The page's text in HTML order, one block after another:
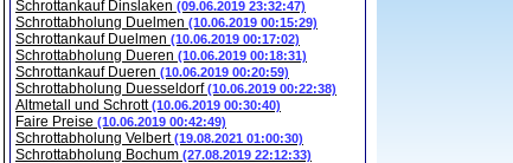
Schrottankauf Dinslaken (09.06.2019 23:32:47)
Schrottabholung Duelmen (10.06.2019 00:15:29)
Schrottankauf Duelmen (10.06.2019 00:17:02)
Schrottabholung Dueren (10.06.2019 00:18:31)
Schrottankauf Dueren (10.06.2019 00:20:59)
Schrottabholung Duesseldorf(10.06.2019 00:22:38)
Altmetall und Schrott(10.06.2019 00:30:40)
Faire Preise (10.06.2019 00:42:49)
Schrottabholung Velbert(19.08.2021 01:00:30)
Schrottabholung Bochum (27.08.2019 22:12:33)